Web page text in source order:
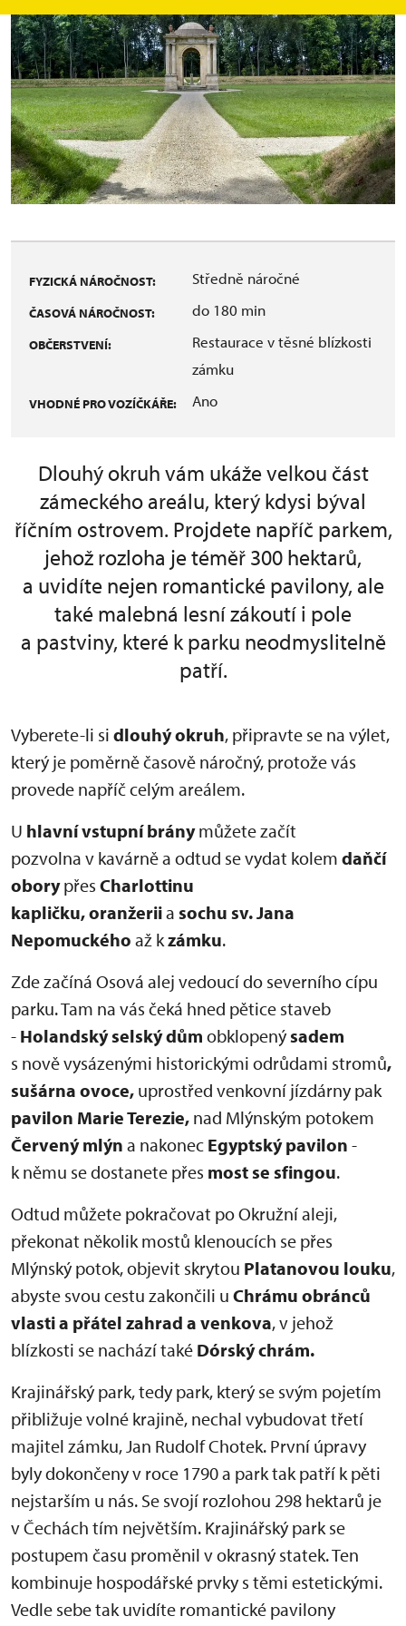
FYZICKÁ NÁROČNOST: Středně náročné
ČASOVÁ NÁROČNOST: do 180 min
OBČERSTVENÍ:
Restaurace v těsné blízkosti
zámku
VHODNÉ PRO VOZÍČKÁŘE: Ano
Dlouhý okruh vám ukáže velkou část
zámeckého areálu, který kdysi býval
říčním ostrovem. Projdete napříč parkem,
jehož rozloha je téměř 300 hektarů,
a uvidíte nejen romantické pavilony, ale
také malebná lesní zákoutí i pole
a pastviny, které k parku neodmyslitelně
patří.
Vyberete-li si dlouhý okruh, připravte se na výlet,
který je poměrně časově náročný, protože vás
provede napříč celým areálem.
U hlavní vstupní bránymůžete začít
pozvolna v kavárně a odtud se vydat kolem daňčí
oborypřes Charlottinu
kapličku, oranžeriia sochu sv. Jana
Nepomuckého až kzámku.
Zde začíná Osová alej vedoucí do severního cípu
parku. Tam na vás čeká hned pětice staveb
- Holandský selský dům obklopenýsadem
s nově vysázenými historickými odrůdami stromů,
sušárna ovoce, uprostřed venkovní jízdárny pak
pavilon Marie Terezie, nad Mlýnským potokem
Červený mlýn a nakonec Egyptský pavilon -
k němu se dostanete přes most se sfingou.
Odtud můžete pokračovat po Okružní aleji,
překonat několik mostů klenoucích se přes
Mlýnský potok, objevit skrytou Platanovou louku,
abyste svou cestu zakončili u Chrámu obránců
vlasti a přátel zahrad a venkova, v jehož
blízkosti se nachází také Dórský chrám.
Krajinářský park, tedy park, který se svým pojetím
přibližuje volné krajině, nechal vybudovat třetí
majitel zámku, Jan Rudolf Chotek. První úpravy
byly dokončeny v roce 1790 a park tak patří k pěti
nejstarším u nás. Se svojí rozlohou 298 hektarů je
v Čechách tím největším. Krajinářský park se
postupem času proměnil v okrasný statek. Ten
kombinuje hospodářské prvky s těmi estetickými.
Vedle sebe tak uvidíte romantické pavilony